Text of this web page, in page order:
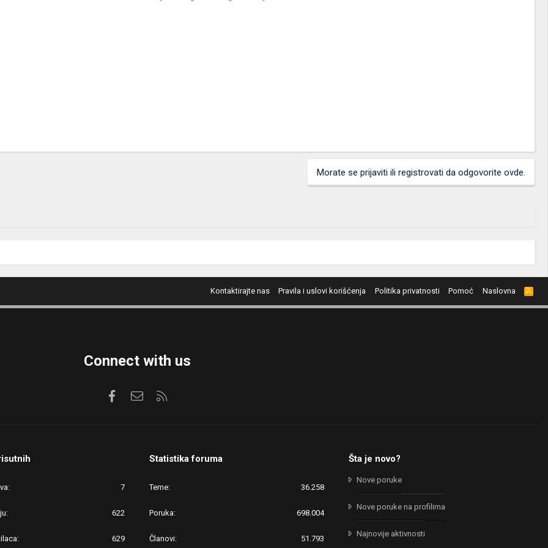
Morate se prijaviti ili registrovati da odgovorite ovde.
Kontaktirajte nas Pravila i uslovi korišćenja Politika privatnosti Pomoć Naslovna
R
S
S
Connect with us
FacebookKontaktirajte nas
7
622
629
Statistika foruma
Teme 36.258
Poruka 698.004
Članovi 51.793
Šta je novo?
Nove poruke
Nove poruke na profilima
Najnovije aktivnosti